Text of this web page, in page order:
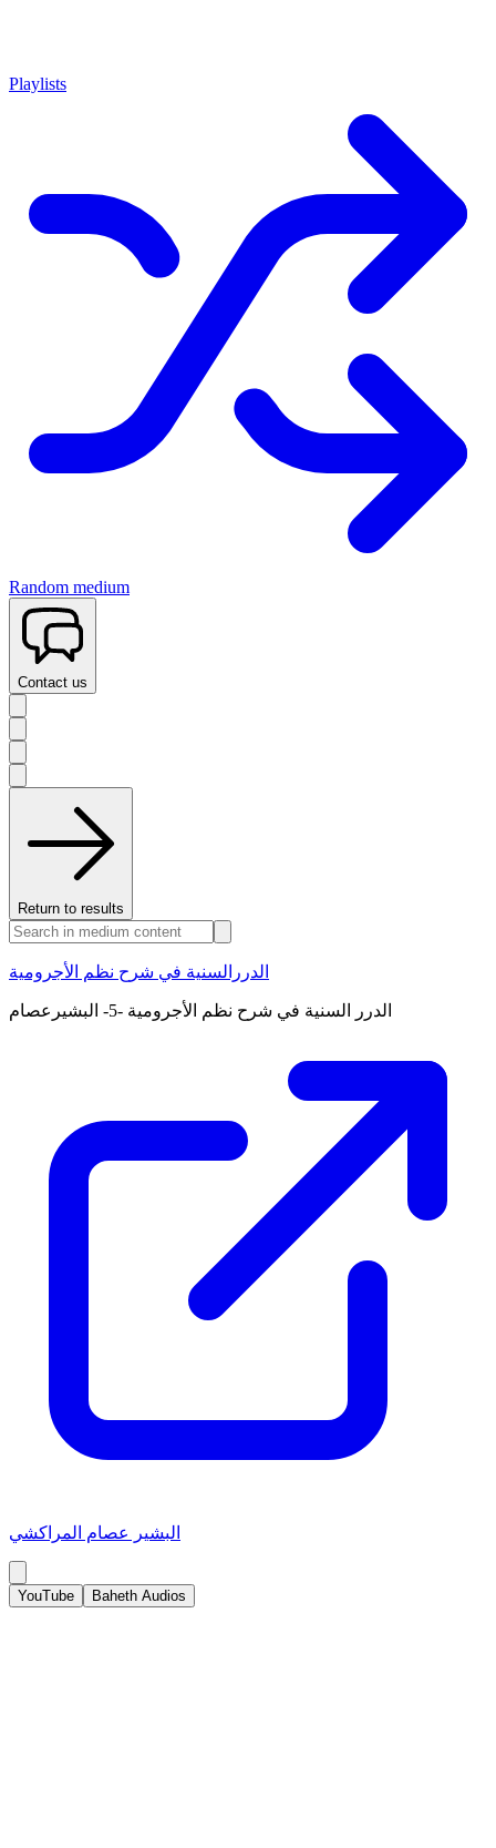
Playlists
Random medium
Contact us
Return to results
الدررالسنية في شرح نظم الأجرومية
الدرر السنية في شرح نظم الأجرومية -5- البشيرعصام
البشير عصام المراكشي
YouTube Baheth Audios